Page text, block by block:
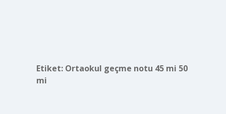
Etiket: Ortaokul geçme notu 45 mi 50
mi